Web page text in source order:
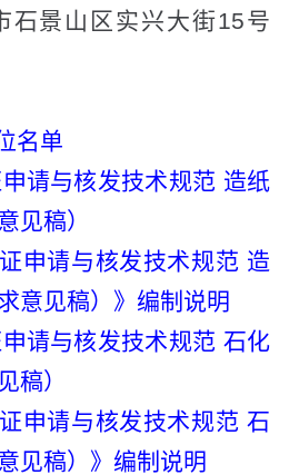
景山区实兴大街15号
名单
请与核发技术规范 造纸
见稿）
证申请与核发技术规范 造
意见稿）》编制说明
请与核发技术规范 石化
稿）
证申请与核发技术规范 石
见稿）》编制说明